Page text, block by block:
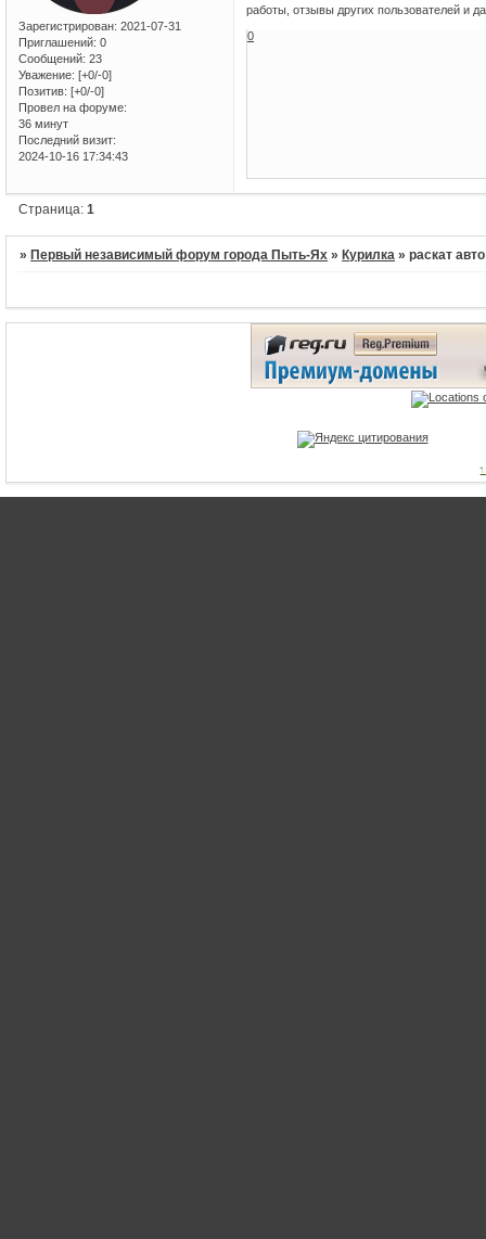
Зарегистрирован: 2021-07-31
Приглашений: 0
Сообщений: 23
Уважение: [+0/-0]
Позитив: [+0/-0]
Провел на форуме:
36 минут
Последний визит:
2024-10-16 17:34:43
работы, отзывы других пользователей и
0
Страница:1
» Первый независимый форум города Пыть-Ях » Курилка »раскат